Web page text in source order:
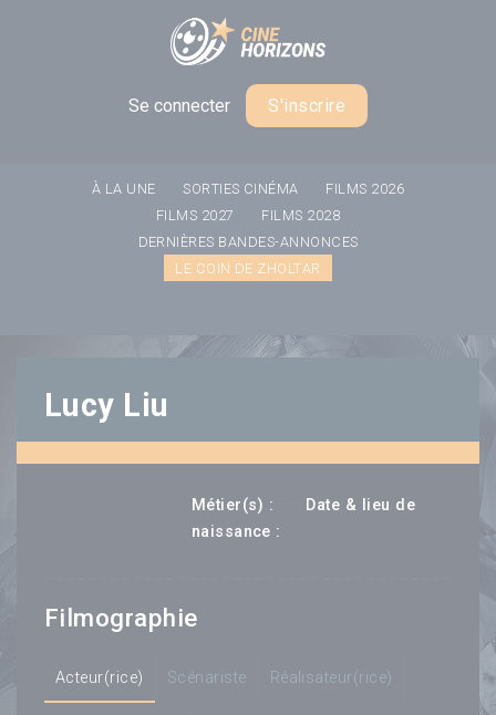
Se connecter S'inscrire
À LA UNE SORTIES CINÉMA
FILMS 2026
FILMS 2027
FILMS 2028
DERNIÈRES BANDES-ANNONCES
LE COIN DE ZHOLTAR
Lucy Liu
Métier(s) :
Date & lieu de
naissance :
Filmographie
Acteur(rice) Scénariste Réalisateur(rice)
Panneau de gestion des cookies